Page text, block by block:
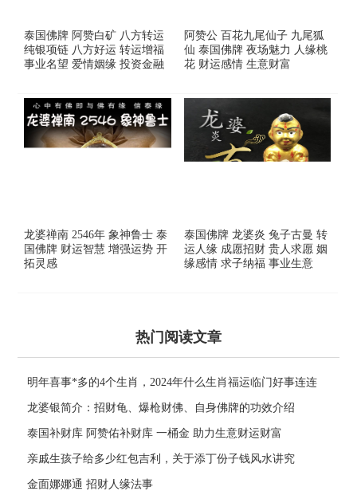
泰国佛牌 阿赞白矿 八方转运
纯银项链 八方好运 转运增福
事业名望 爱情姻缘 投资金融
阿赞公 百花九尾仙子 九尾狐
仙 泰国佛牌 夜场魅力 人缘桃
花 财运感情 生意财富
龙婆禅南 2546年 象神鲁士 泰
国佛牌 财运智慧 增强运势 开
拓灵感
泰国佛牌 龙婆炎 兔子古曼 转
运人缘 成愿招财 贵人求愿 姻
缘感情 求子纳福 事业生意
热门阅读文章
明年喜事*多的4个生肖，2024年什么生肖福运临门好事连连
龙婆银简介：招财龟、爆枪财佛、自身佛牌的功效介绍
泰国补财库 阿赞佑补财库 一桶金 助力生意财运财富
亲戚生孩子给多少红包吉利，关于添丁份子钱风水讲究
金面娜娜通 招财人缘法事